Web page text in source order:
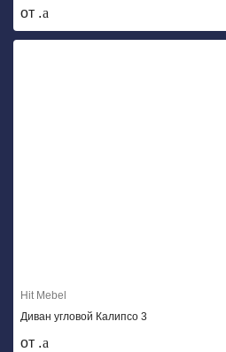
от .
Hit Mebel
Диван угловой Калипсо 3
от .